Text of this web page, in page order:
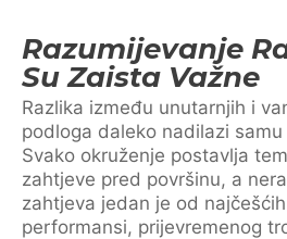
Razumijevanje
Su Zaista Važne
Razlika između unutarnjih i
podloga daleko nadilazi
Svako okruženje postavlja
zahtjeve pred površinu, a
zahtjeva jedan je od
performansi, prijevremenog